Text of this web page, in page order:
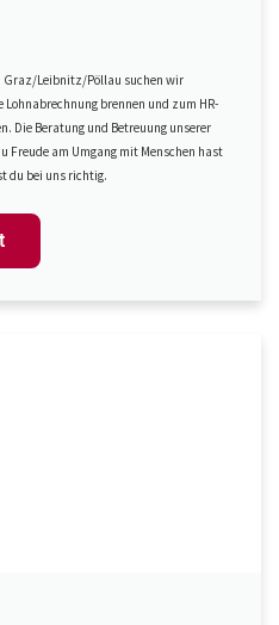
Graz/Leibnitz/Pöllau suchen wir
brennen und zum HR-
Die Beratung und Betreuung unserer
Freude am Umgang mit Menschen hast
du bei uns richtig.